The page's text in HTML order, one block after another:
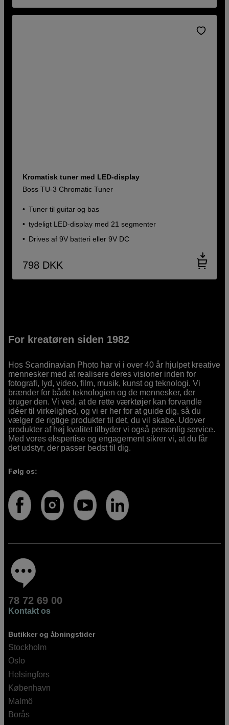
Kromatisk tuner med LED-display
Boss TU-3 Chromatic Tuner
Tuner til guitar og bas
tydeligt LED-display med 21 segmenter
Drives af 9V batteri eller 9V DC
798 DKK
For kreatøren siden 1982
Hos Scandinavian Photo har vi i over 40 år hjulpet kreative
mennesker med at realisere deres visioner inden for
fotografi, lyd, video, film, musik, kunst og teknologi. Vi
brænder for både teknologien og de mennesker, der
bruger den. Vi ved, at de rette værktøjer kan forvandle
idéer til virkelighed, og vi er her for at guide dig, så du
vælger de rigtige produkter til det, du vil skabe. Udover
produkter af høj kvalitet tilbyder vi også personlig service.
Med vores ekspertise og engagement sikrer vi, at du får
det udstyr, der passer bedst til dig.
Følg os:
78 72 69 00
Kontakt os
Butikker og åbningstider
Stockholm
Oslo
Helsingfors
København
Malmö
Borås